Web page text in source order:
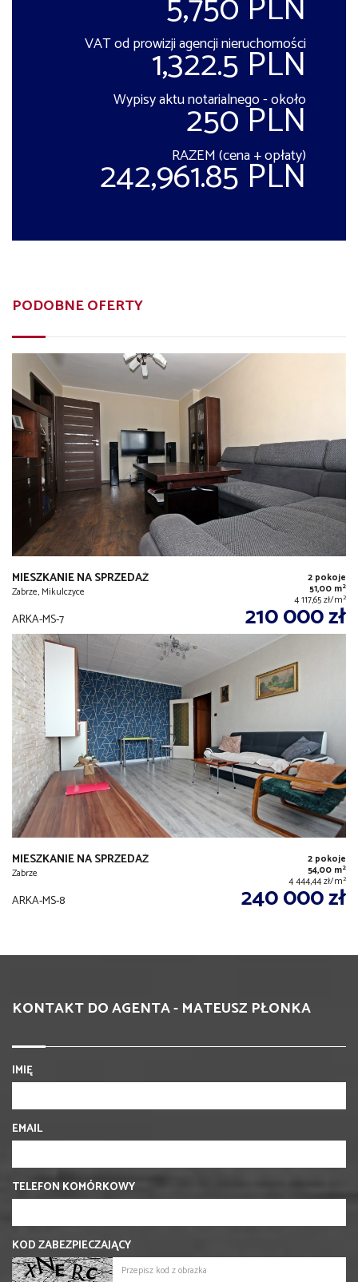
VAT od prowizji agencji nieruchomości
1,322.5 PLN
Wypisy aktu notarialnego - około
250 PLN
RAZEM (cena + opłaty)
242,961.85 PLN
PODOBNE OFERTY
MIESZKANIE NA SPRZEDAŻ
Zabrze, Mikulczyce
2 pokoje
51,00 m2
4 117,65 zł/m2
ARKA-MS-7 210 000 zł
MIESZKANIE NA SPRZEDAŻ
Zabrze
2 pokoje
54,00 m2
4 444,44 zł/m2
ARKA-MS-8 240 000 zł
KONTAKT DO AGENTA - MATEUSZ PŁONKA
IMIĘ
EMAIL
TELEFON KOMÓRKOWY
KOD ZABEZPIECZAJĄCY